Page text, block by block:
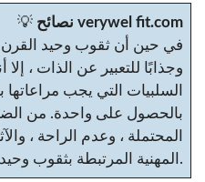
💡
نصائح verywel fit.com
في حين أن ثقوب وحيد القرن
وجذابًا للتعبير عن الذات ، إلا
السلبيات التي يجب مراعاتها
بالحصول على واحدة. من
المحتملة ، وعدم الراحة ،
المهنية المرتبطة بثقوب وحيد القرن لاتخاذ قرار مستنير.